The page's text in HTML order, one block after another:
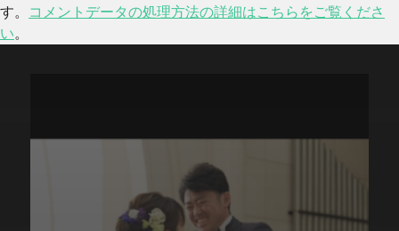
す。
コメントデータの処理方法の詳細はこちらをご覧くださ
い。